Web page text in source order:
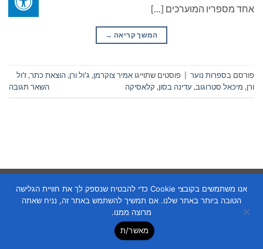
אחד מספריו המוערכים […]
המשך קריאה →
פורסם בספרות נוער פוסטים שתוייגו אמיר צוקרמן, ג'ול ורן,הוצאת כתר,ז'ול
ורן, מיכאל סטרוגוב, עדינה בסון, קלאסיקה השאר תגובה
אנו משתמשים בקובצי Cookie כדי להבטיח שנספק לך את חוויית הגלישה
הטובה ביותר באתר שלנו. אם תמשיך להשתמש באתר זה, נניח שאתה
מרוצה ממנו.
מאשר/ת